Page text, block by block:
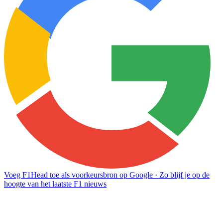
Voeg F1Head toe als voorkeursbron op Google · Zo blijf je op de
hoogte van het laatste F1 nieuws